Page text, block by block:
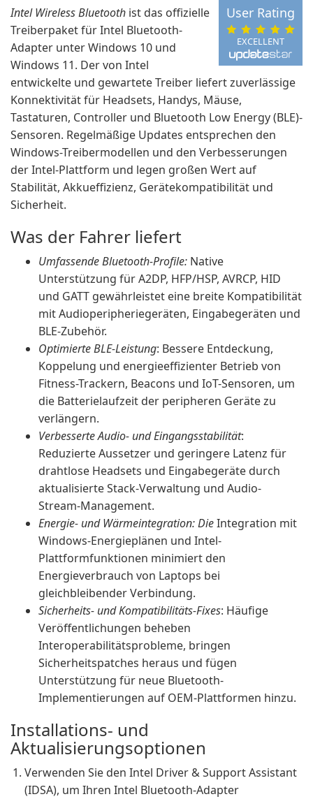
EXCELLENT
User Rating
Intel Wireless Bluetooth ist das offizielle
Treiberpaket für Intel Bluetooth-
Adapter unter Windows 10 und
Windows 11. Der von Intel
entwickelte und gewartete Treiber liefert zuverlässige
Konnektivität für Headsets, Handys, Mäuse,
Tastaturen, Controller und Bluetooth Low Energy (BLE)-
Sensoren. Regelmäßige Updates entsprechen den
Windows-Treibermodellen und den Verbesserungen
der Intel-Plattform und legen großen Wert auf
Stabilität, Akkueffizienz, Gerätekompatibilität und
Sicherheit.
Was der Fahrer liefert
Umfassende Bluetooth-Profile: Native
Unterstützung für A2DP, HFP/HSP, AVRCP, HID
und GATT gewährleistet eine breite Kompatibilität
mit Audioperipheriegeräten, Eingabegeräten und
BLE-Zubehör.
Optimierte BLE-Leistung: Bessere Entdeckung,
Koppelung und energieeffizienter Betrieb von
Fitness-Trackern, Beacons und IoT-Sensoren, um
die Batterielaufzeit der peripheren Geräte zu
verlängern.
Verbesserte Audio- und Eingangsstabilität:
Reduzierte Aussetzer und geringere Latenz für
drahtlose Headsets und Eingabegeräte durch
aktualisierte Stack-Verwaltung und Audio-
Stream-Management.
Energie- und Wärmeintegration: DieIntegration mit
Windows-Energieplänen und Intel-
Plattformfunktionen minimiert den
Energieverbrauch von Laptops bei
gleichbleibender Verbindung.
Sicherheits- und Kompatibilitäts-Fixes: Häufige
Veröffentlichungen beheben
Interoperabilitätsprobleme, bringen
Sicherheitspatches heraus und fügen
Unterstützung für neue Bluetooth-
Implementierungen auf OEM-Plattformen hinzu.
Installations- und
Aktualisierungsoptionen
Verwenden Sie den Intel Driver & Support Assistant
(IDSA), um Ihren Intel Bluetooth-Adapter